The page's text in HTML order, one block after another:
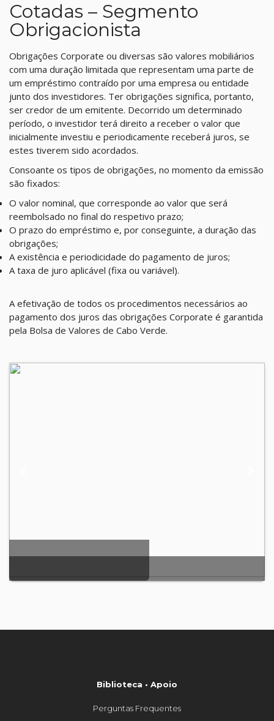
Cotadas – Segmento
Obrigacionista
Obrigações Corporate ou diversas são valores mobiliários
com uma duração limitada que representam uma parte de
um empréstimo contraído por uma empresa ou entidade
junto dos investidores. Ter obrigações significa, portanto,
ser credor de um emitente. Decorrido um determinado
período, o investidor terá direito a receber o valor que
inicialmente investiu e periodicamente receberá juros, se
estes tiverem sido acordados.
Consoante os tipos de obrigações, no momento da emissão
são fixados:
O valor nominal, que corresponde ao valor que será
reembolsado no final do respetivo prazo;
O prazo do empréstimo e, por conseguinte, a duração das
obrigações;
A existência e periodicidade do pagamento de juros;
A taxa de juro aplicável (fixa ou variável).
A efetivação de todos os procedimentos necessários ao
pagamento dos juros das obrigações Corporate é garantida
pela Bolsa de Valores de Cabo Verde.
Biblioteca • Apoio
Perguntas Frequentes